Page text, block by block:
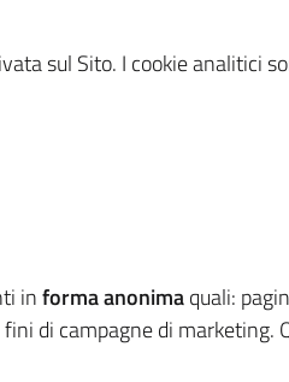
sul Sito. I cookie analitici
informa anonimaquali:
di campagne di marketing.